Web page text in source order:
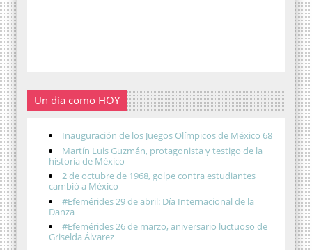
Un día como HOY
Inauguración de los Juegos Olímpicos de México 68
Martín Luis Guzmán, protagonista y testigo de la
historia de México
2 de octubre de 1968, golpe contra estudiantes
cambió a México
#Efemérides 29 de abril: Día Internacional de la
Danza
#Efemérides 26 de marzo, aniversario luctuoso de
Griselda Álvarez